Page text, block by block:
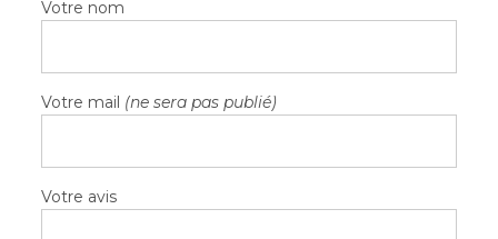
Votre nom
Votre mail (ne sera pas publié)
Votre avis